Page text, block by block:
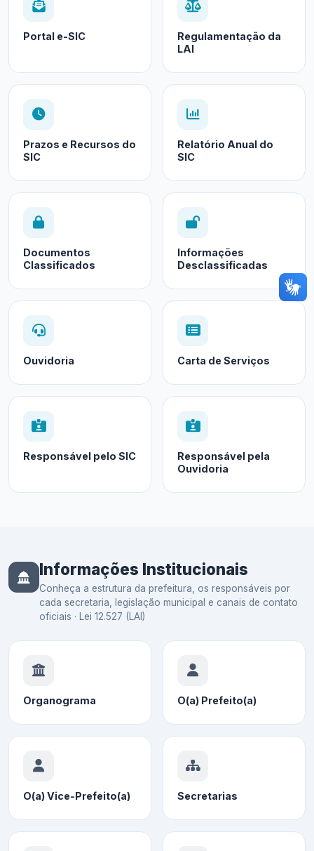
Portal e-SIC
Regulamentação da
LAI
Prazos e Recursos do
SIC
Relatório Anual do
SIC
Documentos
Classificados
Informações
Desclassificadas
Ouvidoria Carta de Serviços
Responsável pelo SIC
Responsável pela
Ouvidoria
Informações Institucionais
Conheça a estrutura da prefeitura, os responsáveis por
cada secretaria, legislação municipal e canais de contato
oficiais · Lei 12.527 (LAI)
Organograma O(a) Prefeito(a)
O(a) Vice-Prefeito(a) Secretarias